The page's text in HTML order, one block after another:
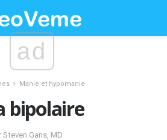
ad
Manie et hypomanie
bipolaire
Steven Gans, MD